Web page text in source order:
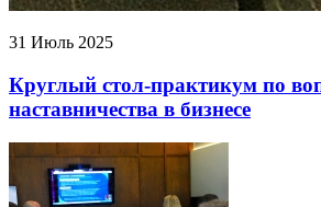
31 Июль 2025
Круглый стол-практикум по
наставничества в бизнесе